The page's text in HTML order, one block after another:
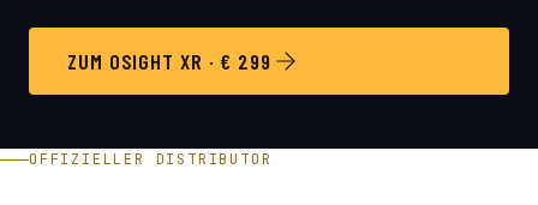
ZUM OSIGHT XR · € 299
OFFIZIELLER DISTRIBUTOR